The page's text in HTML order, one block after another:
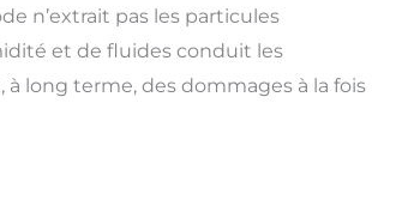
n’extrait pas les particules
et de fluides conduit les
long terme, des dommages à la fois